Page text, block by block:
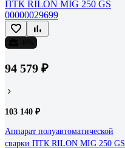
94 579 ₽
103 140 ₽
Аппарат полуавтоматической
сварки ПТК RILON MIG 250 GS